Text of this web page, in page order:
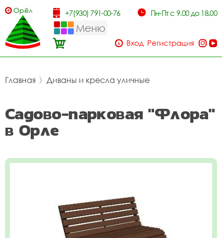
Орёл +7(930) 791-00-76 Пн-Пт с 9.00 до 18.00
Меню
Вход Регистрация
Главная 〉 Диваны и кресла уличные
Садово-парковая "Флора"
в Орле